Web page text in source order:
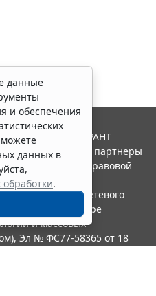
данные
и обеспечения
данных в
.
Система ГАРАНТ
"Гарант" и ее партнеры
ассоциации правовой
в качестве сетевого
по надзору в сфере
и массовых
Эл № ФС77-58365 от 18